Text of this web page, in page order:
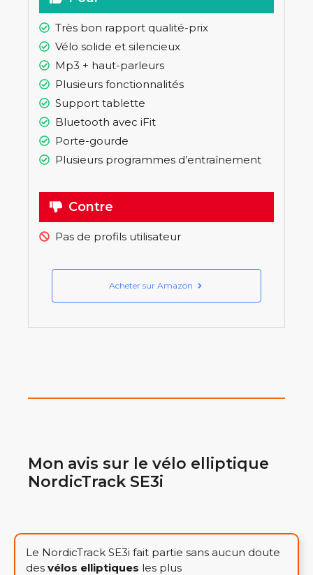
Très bon rapport qualité-prix
Vélo solide et silencieux
Mp3 + haut-parleurs
Plusieurs fonctionnalités
Support tablette
Bluetooth avec iFit
Porte-gourde
Plusieurs programmes d’entraînement
Contre
Pas de profils utilisateur
Acheter sur Amazon
Mon avis sur le vélo elliptique
NordicTrack SE3i
Le NordicTrack SE3i fait partie sans aucun doute
des vélos elliptiques les plus